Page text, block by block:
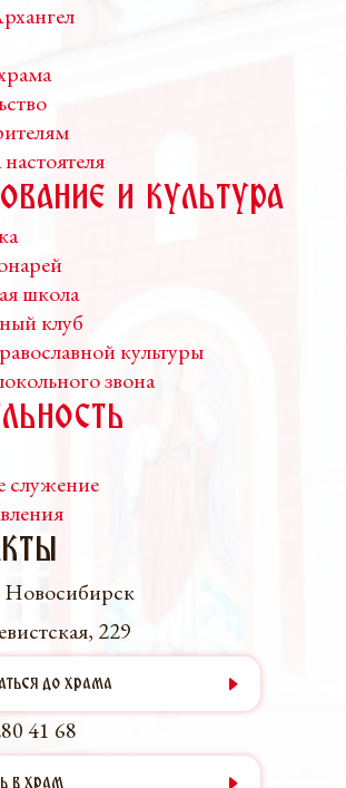
и культура
школа
клуб
культуры
звона
служение
Новосибирск
229
до храма
41 68
в храм